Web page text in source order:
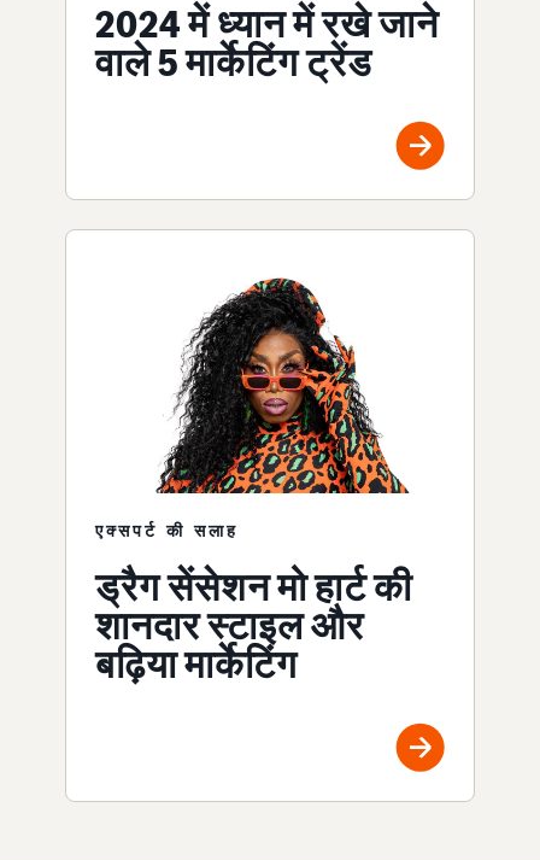
2024 में ध्यान में रखे जाने
वाले 5 मार्केटिंग ट्रेंड
एक्सपर्ट की सलाह
ड्रैग सेंसेशन मो हार्ट की
शानदार स्टाइल और
बढ़िया मार्केटिंग